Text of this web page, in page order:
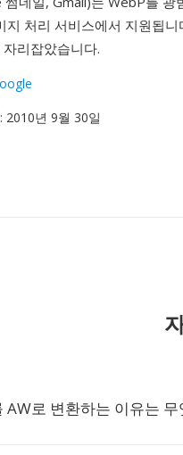
지 처리 서비스에서 지원됩
리잡았습니다.
: 2010년 9월 30일
AW로 변환하는 이유는 무